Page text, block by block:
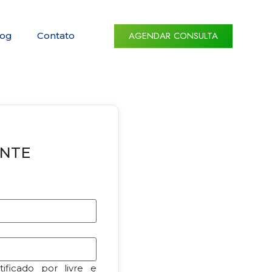
Contato AGENDAR CONSULTA
por livre e